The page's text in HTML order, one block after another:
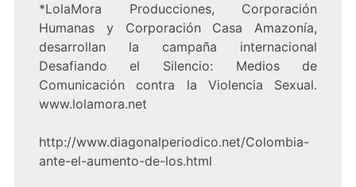
*LolaMora Producciones, Corporación
Humanas y Corporación Casa Amazonía,
desarrollan la campaña internacional
Desafiando el Silencio: Medios de
Comunicación contra la Violencia Sexual.
www.lolamora.net
http://www.diagonalperiodico.net/Colombia-
ante-el-aumento-de-los.html